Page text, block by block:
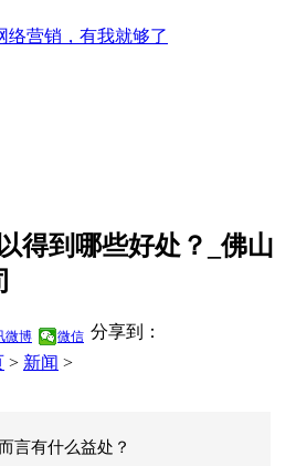
络营销，有我就够了
得到哪些好处？_佛山
分享到：
微博 微信
> 新闻 >
言有什么益处？